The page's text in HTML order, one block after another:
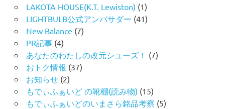
LAKOTA HOUSE(K.T. Lewiston) (1)
LIGHTBULB公式アンバサダー (41)
New Balance (7)
PR記事(4)
あなたのわたしの改元シューズ！ (7)
おトク情報 (37)
お知らせ(2)
もでぃふぁいど の靴棚(読み物) (15)
もでぃふぁいどのいまさら銘品考察 (5)